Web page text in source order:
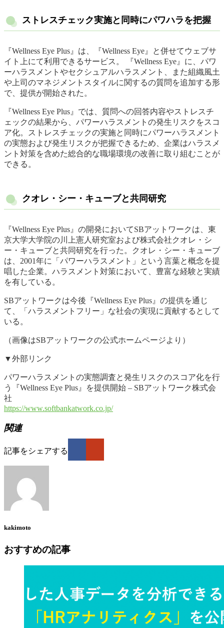
ストレスチェック実施と同時にパワハラを把握
『Wellness Eye Plus』は、『Wellness Eye』と併せてウェブサ
イト上にて利用できるサービス。 『Wellness Eye』に、パワ
ーハラスメントやセクシュアルハラスメント、また組織風土
や上司のマネジメントスタイルに関するの質問を追加する形
で、提供が開始された。
『Wellness Eye Plus』では、質問への回答内容やストレスチ
ェックの結果から、パワーハラスメントの発生リスクをスコ
ア化。ストレスチェックの実施と同時にパワーハラスメント
の実態および発生リスクが把握できるため、企業はハラスメ
ント対策を含めた総合的な職場環境の改善に取り組むことが
できる。
クオレ・シー・キューブと共同研究
『Wellness Eye Plus』の開発においてSBアットワークは、東
京大学大学院の川上憲人研究室および株式会社クオレ・シ
ー・キューブと共同研究を行った。クオレ・シー・キューブ
は、2001年に「パワーハラスメント」という言葉と概念を提
唱した企業。ハラスメント対策において、豊富な経験と実績
を有している。
SBアットワークは今後『Wellness Eye Plus』の提供を通じ
て、「ハラスメントフリー」な社会の実現に貢献するとして
いる。
（画像はSBアットワークの公式ホームページより）
▼外部リンク
パワーハラスメントの実態調査と発生リスクのスコア化を行
う『Wellness Eye Plus』を提供開始 – SBアットワーク株式会
社
https://www.softbankatwork.co.jp/
関連
記事をシェアする
kakimoto
おすすめの記事